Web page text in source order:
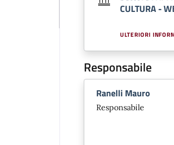
CULTURA -
ULTERIORI
Responsabile
Ranelli Mauro
Responsabile